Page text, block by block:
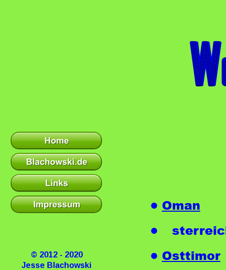
• Oman
© 2012 - 2020
Jesse Blachowski
• Osttimor
•